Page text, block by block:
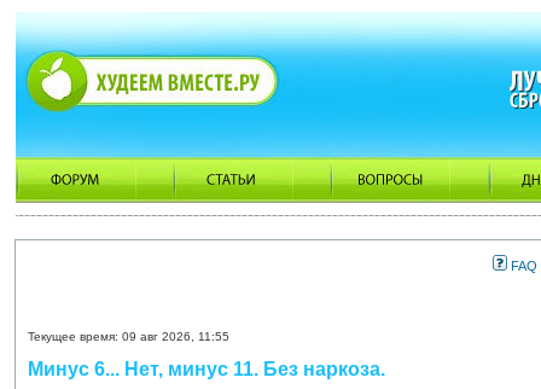
FAQ
Текущее время: 09 авг 2026, 11:55
Минус 6... Нет, минус 11. Без наркоза.